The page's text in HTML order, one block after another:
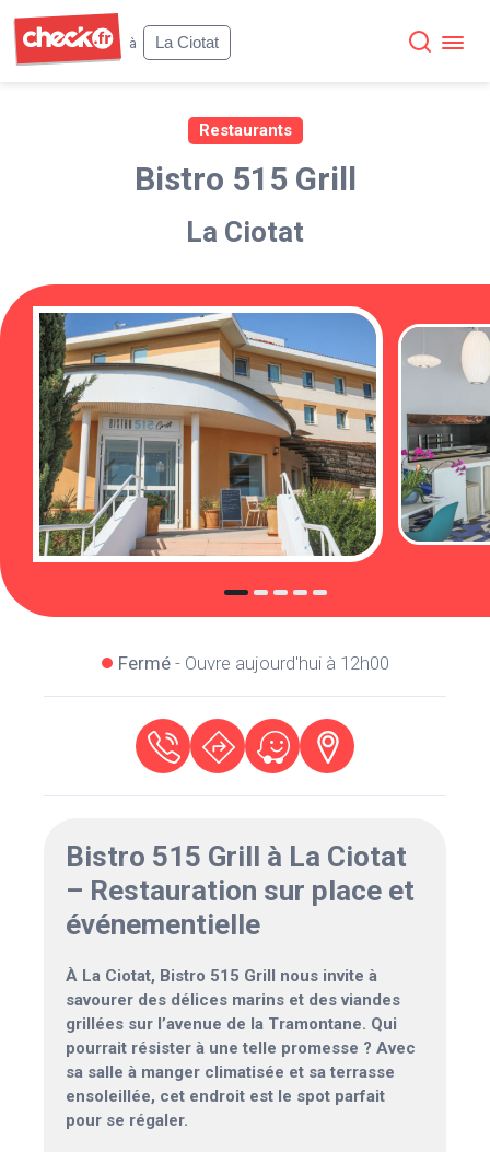
à
La Ciotat
Restaurants
Bistro 515 Grill
La Ciotat
Fermé- Ouvre aujourd'hui à 12h00
Bistro 515 Grill à La Ciotat
– Restauration sur place et
événementielle
À La Ciotat, Bistro 515 Grill nous invite à
savourer des délices marins et des viandes
grillées sur l’avenue de la Tramontane. Qui
pourrait résister à une telle promesse ? Avec
sa salle à manger climatisée et sa terrasse
ensoleillée, cet endroit est le spot parfait
pour se régaler.